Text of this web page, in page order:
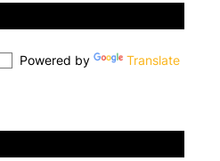
Powered by Translate